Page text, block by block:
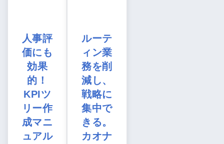
人事評
価にも
効果
的！
KPIツ
リー作
成マニ
ュアル
ルーテ
ィン業
務を削
減し、
戦略に
集中で
きる。
カオナ